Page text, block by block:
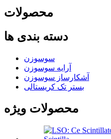
محصولات
دسته بندی ها
سوسوزن
آرایه سوسوزن
آشکارساز سوسوزن
بستر تک کریستالی
محصولات ویژه